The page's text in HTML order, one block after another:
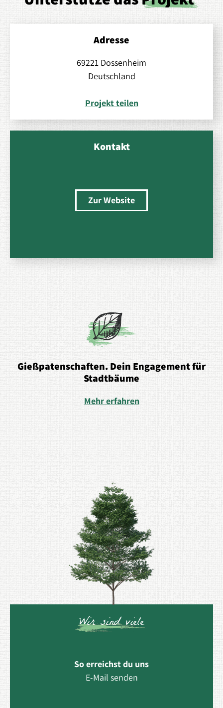
Adresse
69221 Dossenheim
Deutschland
Projekt teilen
Kontakt
Zur Website
Gießpatenschaften. Dein Engagement für
Stadtbäume
Mehr erfahren
Wir sind viele
So erreichst du uns
E-Mail senden